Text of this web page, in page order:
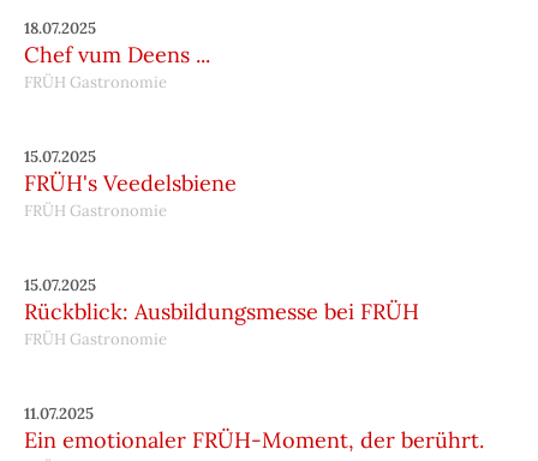
18.07.2025
Chef vum Deens ...
FRÜH Gastronomie
15.07.2025
FRÜH's Veedelsbiene
FRÜH Gastronomie
15.07.2025
Rückblick: Ausbildungsmesse bei FRÜH
FRÜH Gastronomie
11.07.2025
Ein emotionaler FRÜH-Moment, der berührt.